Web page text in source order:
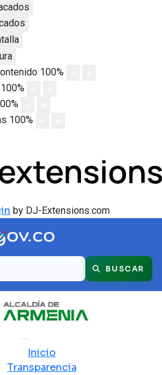
100%
100%
%
100%
by DJ-Extensions.com
BUSCAR
Inicio
Transparencia